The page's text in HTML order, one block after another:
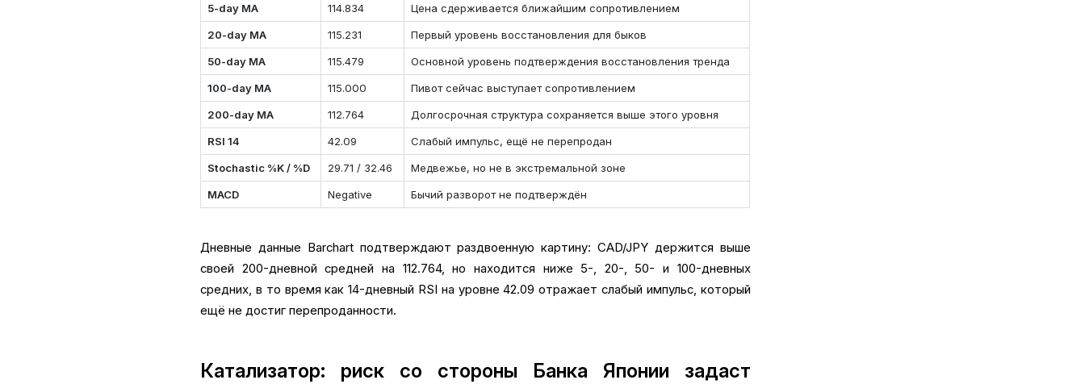
5-day MA 114.834 Цена сдерживается ближайшим сопротивлением
20-day MA 115.231 Первый уровень восстановления для быков
50-day MA 115.479 Основной уровень подтверждения восстановления тренда
100-day MA 115.000 Пивот сейчас выступает сопротивлением
200-day MA 112.764 Долгосрочная структура сохраняется выше этого уровня
RSI 14 42.09 Слабый импульс, ещё не перепродан
Stochastic %K / %D 29.71 / 32.46 Медвежье, но не в экстремальной зоне
MACD Negative Бычий разворот не подтверждён
Дневные данные Barchart подтверждают раздвоенную картину: CAD/JPY держится выше
своей 200-дневной средней на 112.764, но находится ниже 5-, 20-, 50- и 100-дневных
средних, в то время как 14-дневный RSI на уровне 42.09 отражает слабый импульс, который
ещё не достиг перепроданности.
Катализатор: риск со стороны Банка Японии задаст